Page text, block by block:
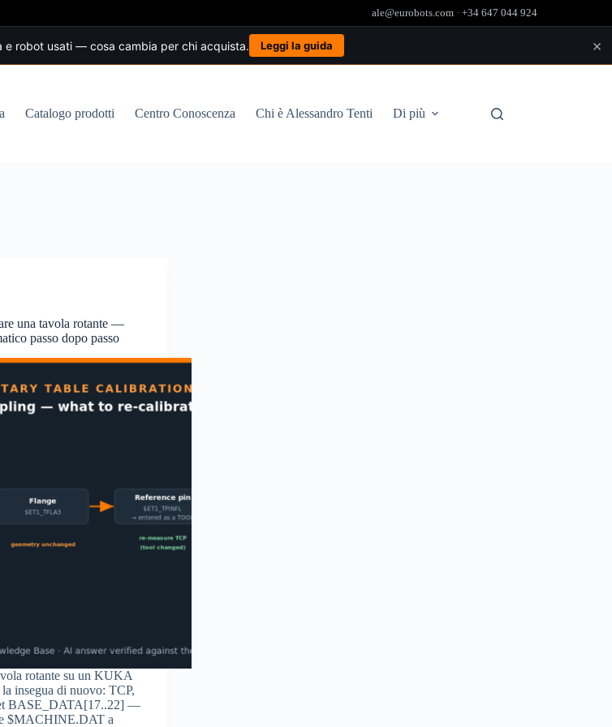
ale@eurobots.com · +34 647 044 924
e robot usati — cosa cambia per chi acquista. Leggi la guida ×
Catalogo prodotti Centro Conoscenza Chi è Alessandro Tenti Di più
una tavola rotante —
passo dopo passo
rotante su un KUKA
insegua di nuovo: TCP,
BASE_DATA[17..22] —
$MACHINE.DAT a